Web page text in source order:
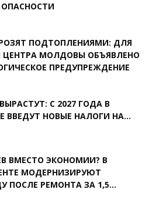
ОПАСНОСТИ
ПОДТОПЛЕНИЯМИ: ДЛЯ
ЦЕНТРА МОЛДОВЫ ОБЪЯВЛЕНО
ПРЕДУПРЕЖДЕНИЕ
С 2027 ГОДА В
ВВЕДУТ НОВЫЕ НАЛОГИ НА...
ВМЕСТО ЭКОНОМИИ? В
МОДЕРНИЗИРУЮТ
ПОСЛЕ РЕМОНТА ЗА 1,5...